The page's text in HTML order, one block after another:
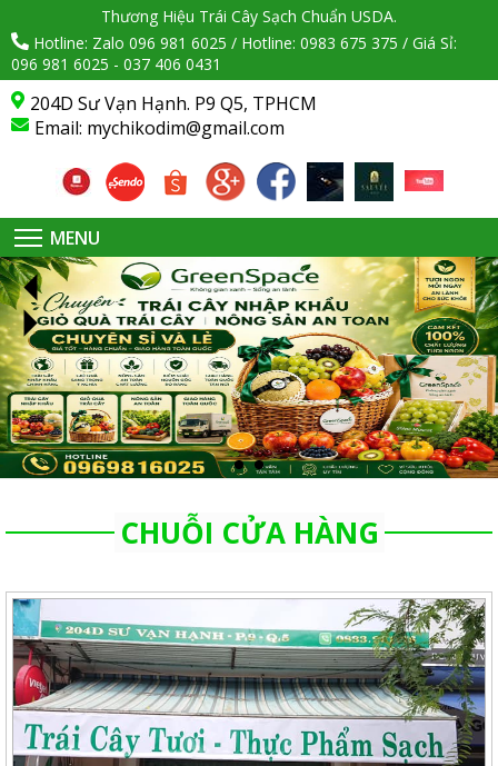
Thương Hiệu Trái Cây Sạch Chuẩn USDA.
Hotline: Zalo 096 981 6025 / Hotline: 0983 675 375 / Giá Sỉ:
096 981 6025 - 037 406 0431
204D Sư Vạn Hạnh. P9 Q5, TPHCM
Email: mychikodim@gmail.com
MENU
CHUỖI CỬA HÀNG